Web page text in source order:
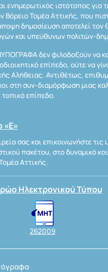
ενημερωτικός ιστότοπος για
Βόρειο Τομέα Αττικής, που
δημοσίευση αποτελεί τον
και υπεύθυνων πολιτών-
δεν φιλοδοξούν να
επίπεδο, ούτε να
Αλήθειας. Αντιθέτως,
στη συν-διαμόρφωση μιας
επίπεδο.
«Ε»
σας και επικοινωνήστε τις
πακέτου, στο δυναμικό
Αττικής.
Ηλεκτρονικού Τύπου
262009